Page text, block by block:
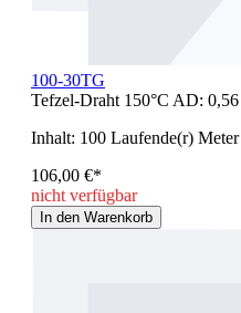
100-30TG
Tefzel-Draht 150°C AD: 0,56
Inhalt: 100 Laufende(r) Meter
106,00 €*
nicht verfügbar
In den Warenkorb